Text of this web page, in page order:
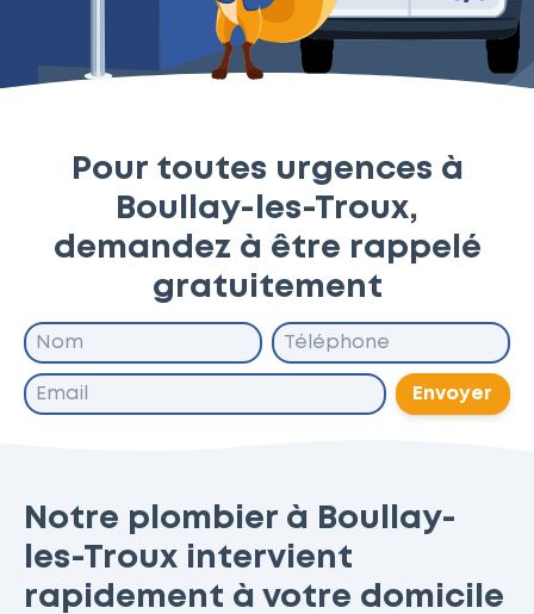
Pour toutes urgences à
Boullay-les-Troux,
demandez à être rappelé
gratuitement
Envoyer
Notre plombier à Boullay-
les-Troux intervient
rapidement à votre domicile